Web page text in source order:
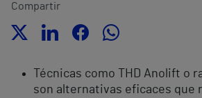
Compartir
Técnicas como THD Anolift o
son alternativas eficaces que